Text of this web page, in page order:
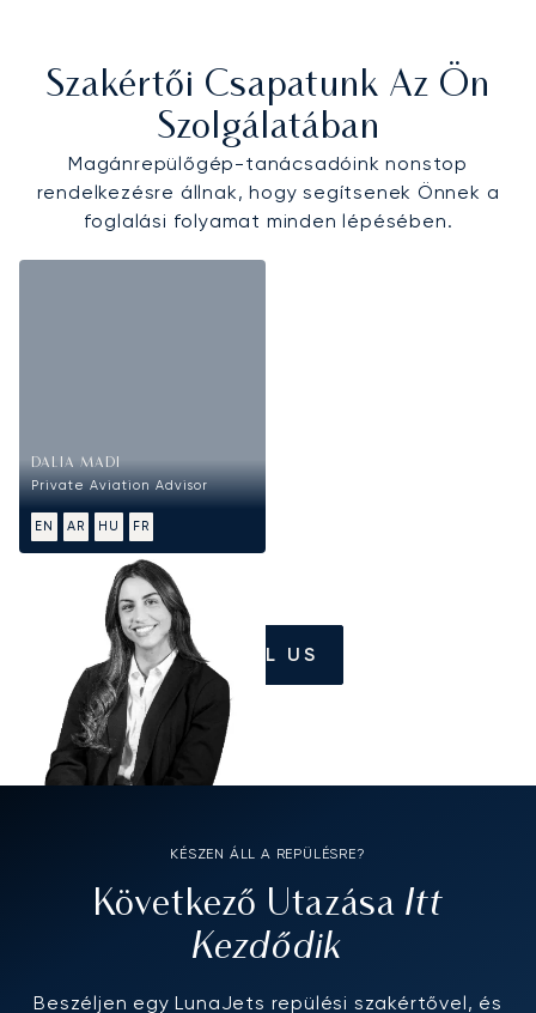
Szakértői Csapatunk Az Ön
Szolgálatában
Magánrepülőgép-tanácsadóink nonstop
rendelkezésre állnak, hogy segítsenek Önnek a
foglalási folyamat minden lépésében.
DALIA MADI
Private Aviation Advisor
EN AR HU FR
CALL US
KÉSZEN ÁLL A REPÜLÉSRE?
Következő Utazása Itt
Kezdődik
Beszéljen egy LunaJets repülési szakértővel, és